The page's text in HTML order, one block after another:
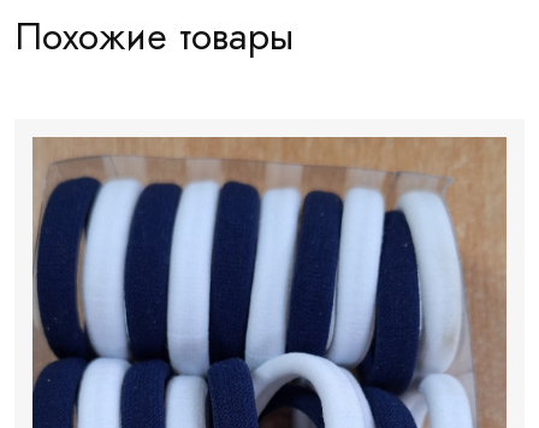
Похожие товары